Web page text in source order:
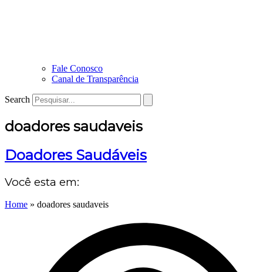
Fale Conosco
Canal de Transparência
Search
doadores saudaveis
Doadores Saudáveis
Você esta em:
Home » doadores saudaveis